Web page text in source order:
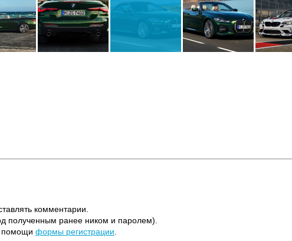
комментарии.
полученным ранее ником и паролем).
помощи формы регистрации